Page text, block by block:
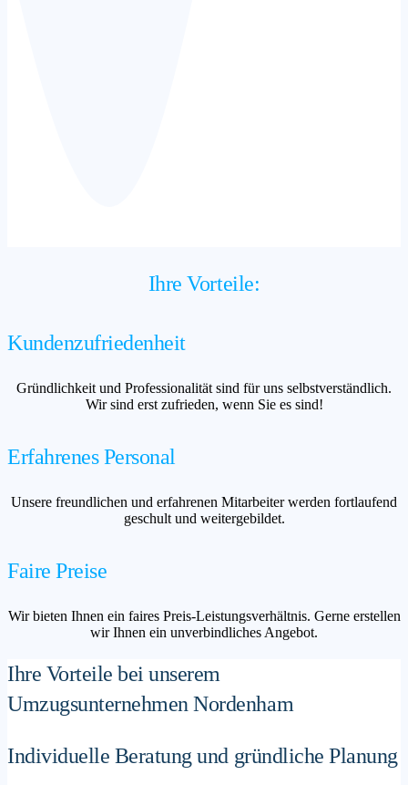
Ihre Vorteile:
Kundenzufriedenheit
Gründlichkeit und Professionalität sind für uns selbstverständlich.
Wir sind erst zufrieden, wenn Sie es sind!
Erfahrenes Personal
Unsere freundlichen und erfahrenen Mitarbeiter werden fortlaufend
geschult und weitergebildet.
Faire Preise
Wir bieten Ihnen ein faires Preis-Leistungsverhältnis. Gerne erstellen
wir Ihnen ein unverbindliches Angebot.
Ihre Vorteile bei unserem
Umzugsunternehmen Nordenham
Individuelle Beratung und gründliche Planung